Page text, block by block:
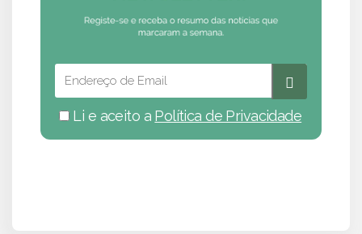
Li e aceito a Política de Privacidade